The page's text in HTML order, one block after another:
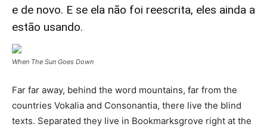
e de novo. E se ela não foi reescrita, eles ainda a
estão usando.
When The Sun Goes Down
Far far away, behind the word mountains, far from the
countries Vokalia and Consonantia, there live the blind
texts. Separated they live in Bookmarksgrove right at the